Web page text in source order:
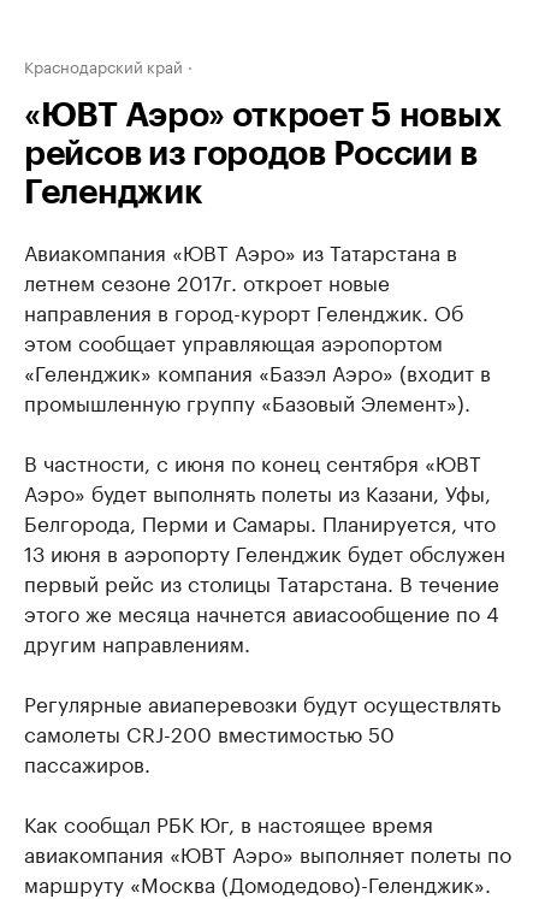
Краснодарский край
«ЮВТ Аэро» откроет 5 новых
рейсов из городов России в
Геленджик
Авиакомпания «ЮВТ Аэро» из Татарстана в
летнем сезоне 2017г. откроет новые
направления в город-курорт Геленджик. Об
этом сообщает управляющая аэропортом
«Геленджик» компания «Базэл Аэро» (входит в
промышленную группу «Базовый Элемент»).
В частности, с июня по конец сентября «ЮВТ
Аэро» будет выполнять полеты из Казани, Уфы,
Белгорода, Перми и Самары. Планируется, что
13 июня в аэропорту Геленджик будет обслужен
первый рейс из столицы Татарстана. В течение
этого же месяца начнется авиасообщение по 4
другим направлениям.
Регулярные авиаперевозки будут осуществлять
самолеты CRJ-200 вместимостью 50
пассажиров.
Как сообщал РБК Юг, в настоящее время
авиакомпания «ЮВТ Аэро» выполняет полеты по
маршруту «Москва (Домодедово)-Геленджик».